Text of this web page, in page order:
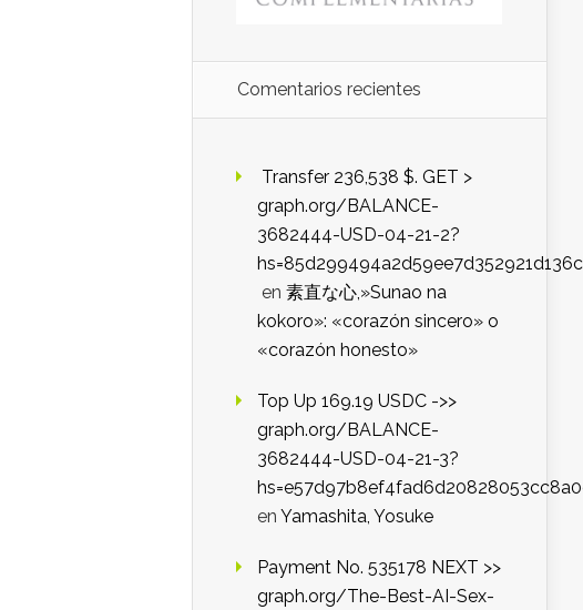
Comentarios recientes
️ Transfer 236,538 $. GET >
graph.org/BALANCE-
3682444-USD-04-21-2?
en 素直な心,»Sunao na
kokoro»: «corazón sincero» o
«corazón honesto»
Top Up 169.19 USDC ->>
graph.org/BALANCE-
3682444-USD-04-21-3?
en Yamashita, Yosuke
Payment No. 535178 NEXT >>
graph.org/The-Best-AI-Sex-